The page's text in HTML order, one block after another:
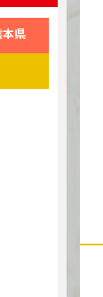
本県